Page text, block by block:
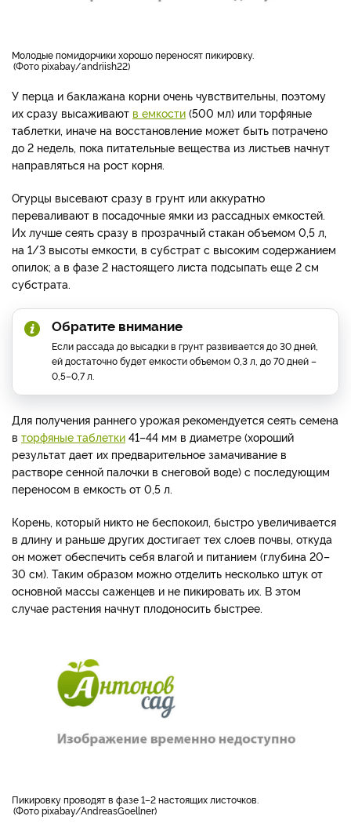
молодые помидорчики хорошо переносят пикировку.
Фото pixabay/andriish22
У перца и баклажана корни очень чувствительны, поэтому
их сразу высаживают в емкости (500 мл) или торфяные
таблетки, иначе на восстановление может быть потрачено
до 2 недель, пока питательные вещества из листьев начнут
направляться на рост корня.
Огурцы высевают сразу в грунт или аккуратно
переваливают в посадочные ямки из рассадных емкостей.
Их лучше сеять сразу в прозрачный стакан объемом 0,5 л,
на 1/3 высоты емкости, в субстрат с высоким содержанием
опилок; а в фазе 2 настоящего листа подсыпать еще 2 см
субстрата.
Обратите внимание
Если рассада до высадки в грунт развивается до 30 дней,
ей достаточно будет емкости объемом 0,3 л, до 70 дней –
0,5–0,7 л.
Для получения раннего урожая рекомендуется сеять семена
в торфяные таблетки 41–44 мм в диаметре (хороший
результат дает их предварительное замачивание в
растворе сенной палочки в снеговой воде) с последующим
переносом в емкость от 0,5 л.
Корень, который никто не беспокоил, быстро увеличивается
в длину и раньше других достигает тех слоев почвы, откуда
он может обеспечить себя влагой и питанием (глубина 20–
30 см). Таким образом можно отделить несколько штук от
основной массы саженцев и не пикировать их. В этом
случае растения начнут плодоносить быстрее.
пикировку проводят в фазе 1–2 настоящих листочков.
Фото pixabay/AndreasGoellner